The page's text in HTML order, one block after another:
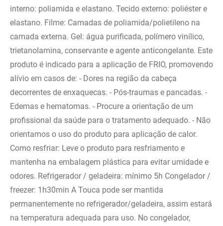
interno: poliamida e elastano. Tecido externo: poliéster e
elastano. Filme: Camadas de poliamida/polietileno na
camada externa. Gel: água purificada, polímero vinílico,
trietanolamina, conservante e agente anticongelante. Este
produto é indicado para a aplicação de FRIO, promovendo
alívio em casos de: - Dores na região da cabeça
decorrentes de enxaquecas. - Pós-traumas e pancadas. -
Edemas e hematomas. - Procure a orientação de um
profissional da saúde para o tratamento adequado. - Não
orientamos o uso do produto para aplicação de calor.
Como resfriar: Leve o produto para resfriamento e
mantenha na embalagem plástica para evitar umidade e
odores. Refrigerador / geladeira: mínimo 5h Congelador /
freezer: 1h30min A Touca pode ser mantida
permanentemente no refrigerador/geladeira, assim estará
na temperatura adequada para uso. No congelador,